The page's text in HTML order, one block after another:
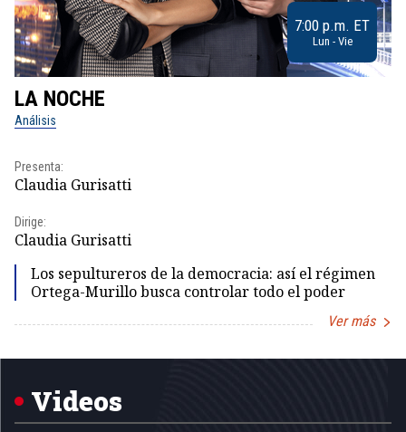
7:00 p.m. ET
Lun - Vie
LA NOCHE
Análisis
Presenta:
Claudia Gurisatti
Dirige:
Claudia Gurisatti
Los sepultureros de la democracia: así el régimen
Ortega-Murillo busca controlar todo el poder
Ver más
Videos